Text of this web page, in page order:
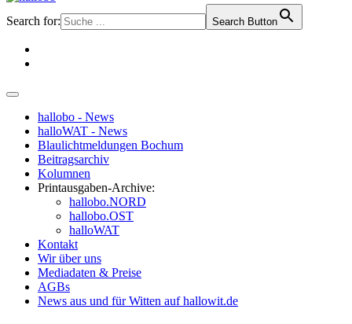
Search for: Search Button
hallobo - News
halloWAT - News
Blaulichtmeldungen Bochum
Beitragsarchiv
Kolumnen
Printausgaben-Archive:
hallobo.NORD
hallobo.OST
halloWAT
Kontakt
Wir über uns
Mediadaten & Preise
AGBs
News aus und für Witten auf hallowit.de